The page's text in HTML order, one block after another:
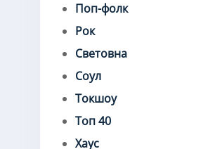
Поп-фолк
Рок
Световна
Соул
Токшоу
Топ 40
Хаус